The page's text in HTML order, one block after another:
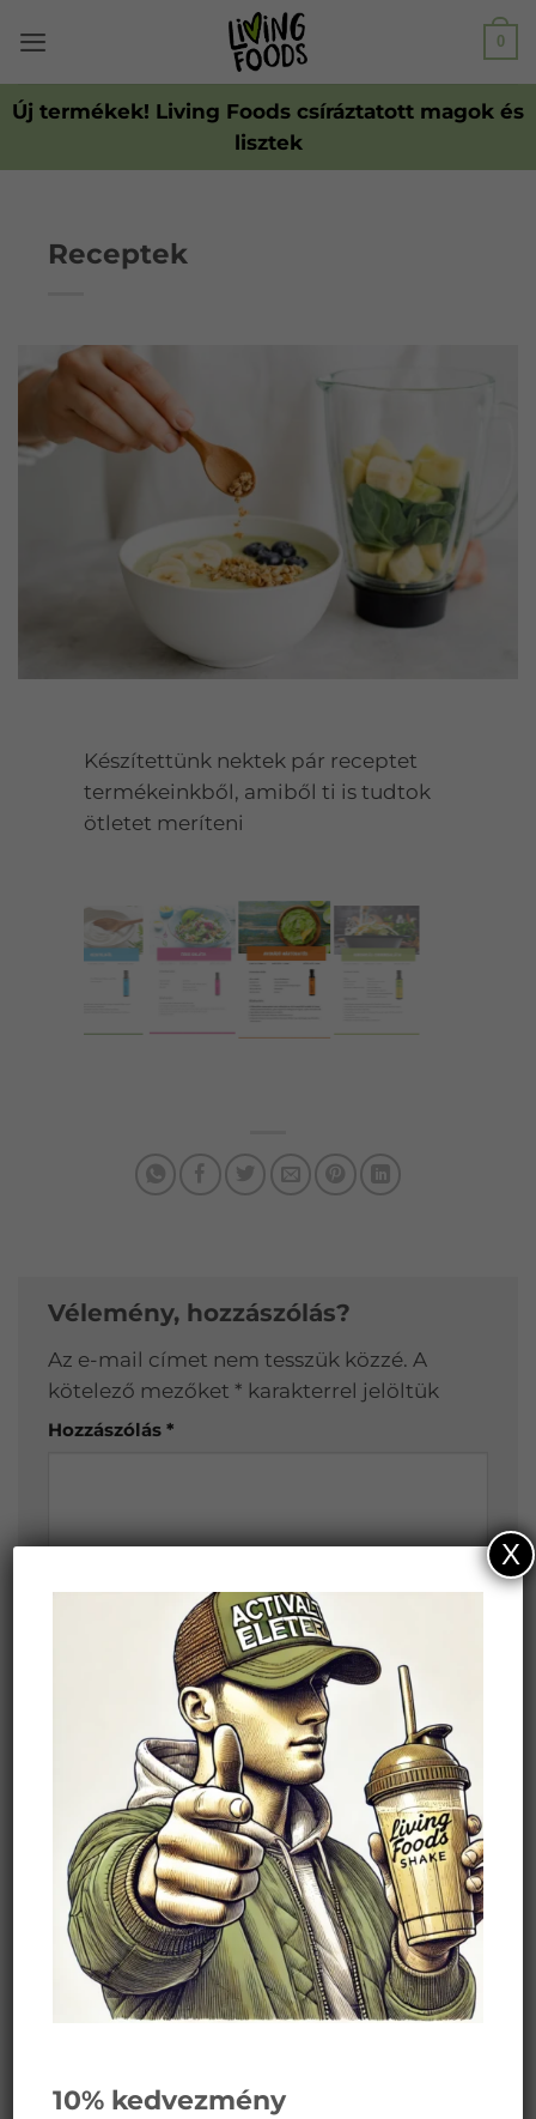
0
Új termékek! Living Foods csíráztatott magok és
lisztek
Receptek
Készítettünk nektek pár receptet
termékeinkből, amiből ti is tudtok
ötletet meríteni
Vélemény, hozzászólás?
Az e-mail címet nem tesszük közzé. A
kötelező mezőket * karakterrel jelöltük
Hozzászólás *
E-mail cím*
Honlap
A nevem, e-mail címem, és
weboldalcímem mentése a böngészőben a
10% kedvezmény
X